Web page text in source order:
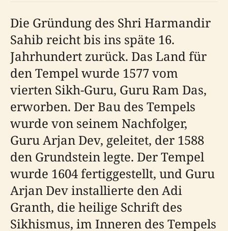
Die Gründung des Shri Harmandir
Sahib reicht bis ins späte 16.
Jahrhundert zurück. Das Land für
den Tempel wurde 1577 vom
vierten Sikh-Guru, Guru Ram Das,
erworben. Der Bau des Tempels
wurde von seinem Nachfolger,
Guru Arjan Dev, geleitet, der 1588
den Grundstein legte. Der Tempel
wurde 1604 fertiggestellt, und Guru
Arjan Dev installierte den Adi
Granth, die heilige Schrift des
Sikhismus, im Inneren des Tempels